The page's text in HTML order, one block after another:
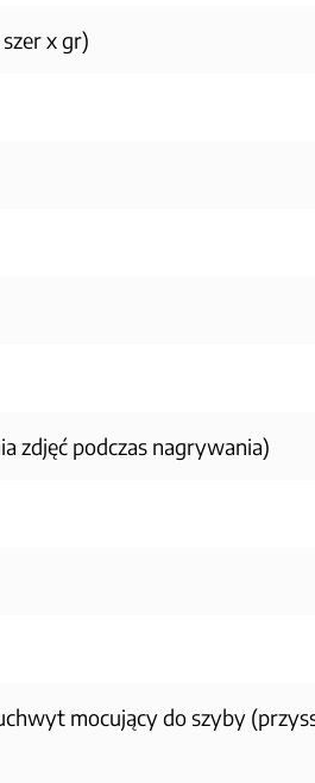
x gr)
zdjęć podczas nagrywania)
mocujący do szyby